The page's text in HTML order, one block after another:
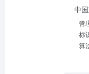
中
管
标
算